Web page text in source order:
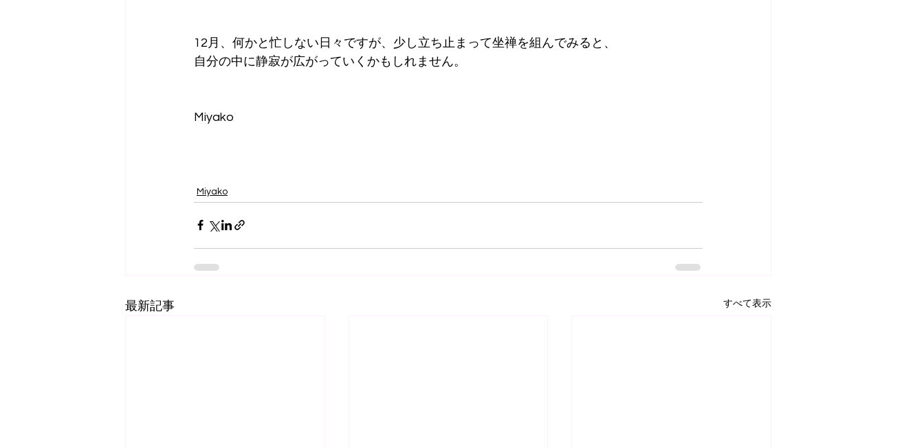
12月、何かと忙しない日々ですが、少し立ち止まって坐禅を組んでみると、
自分の中に静寂が広がっていくかもしれません。
Miyako
Miyako
最新記事 すべて表示